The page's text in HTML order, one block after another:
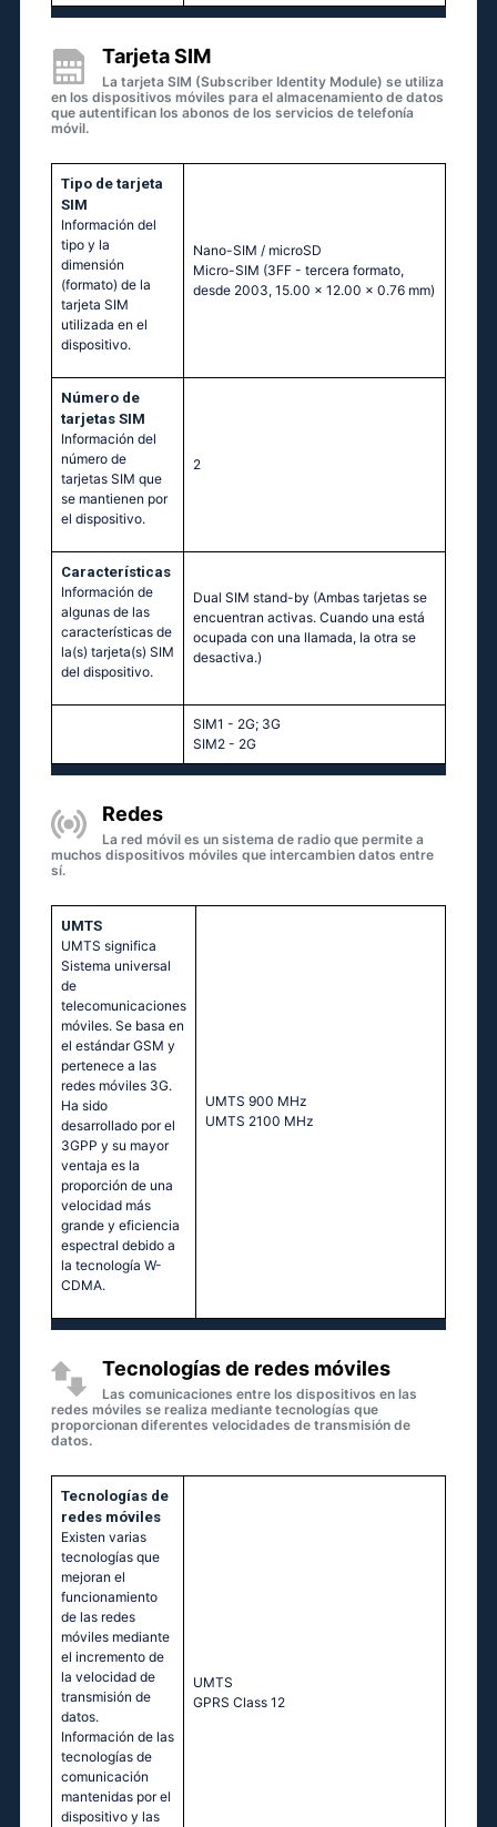
Tarjeta SIM
La tarjeta SIM (Subscriber Identity Module) se utiliza
en los dispositivos móviles para el almacenamiento de datos
que autentifican los abonos de los servicios de telefonía
móvil.
Tipo de tarjeta
SIM
Información del
tipo y la
dimensión
(formato) de la
tarjeta SIM
utilizada en el
dispositivo.
Nano-SIM / microSD
Micro-SIM (3FF - tercera formato,
desde 2003, 15.00 x 12.00 x 0.76 mm)
Número de
tarjetas SIM
Información del
número de
tarjetas SIM que
se mantienen por
el dispositivo.
2
Características
Información de
algunas de las
características de
la(s) tarjeta(s) SIM
del dispositivo.
Dual SIM stand-by (Ambas tarjetas se
encuentran activas. Cuando una está
ocupada con una llamada, la otra se
desactiva.)
SIM1 - 2G; 3G
SIM2 - 2G
Redes
La red móvil es un sistema de radio que permite a
muchos dispositivos móviles que intercambien datos entre
sí.
UMTS
UMTS significa
Sistema universal
de
telecomunicaciones
móviles. Se basa en
el estándar GSM y
pertenece a las
redes móviles 3G.
Ha sido
desarrollado por el
3GPP y su mayor
ventaja es la
proporción de una
velocidad más
grande y eficiencia
espectral debido a
la tecnología W-
CDMA.
UМТS 900 МНz
UМТS 2100 МНz
Tecnologías de redes móviles
Las comunicaciones entre los dispositivos en las
redes móviles se realiza mediante tecnologías que
proporcionan diferentes velocidades de transmisión de
datos.
Tecnologías de
redes móviles
Existen varias
tecnologías que
mejoran el
funcionamiento
de las redes
móviles mediante
el incremento de
la velocidad de
transmisión de
datos.
Información de las
tecnologías de
comunicación
mantenidas por el
dispositivo y las
UМТS
GРRS Сlаss 12